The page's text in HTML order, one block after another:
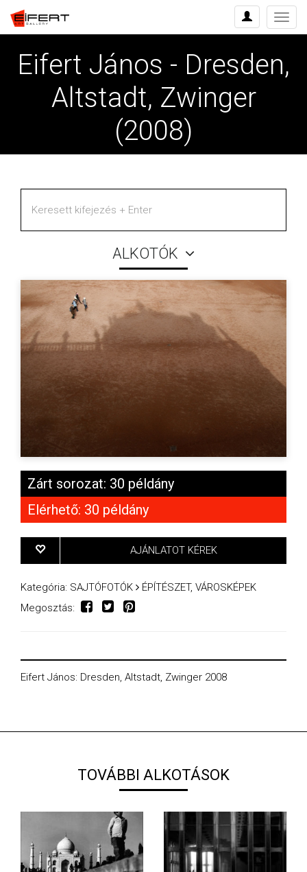
Menü
Eifert János - Dresden,
Altstadt, Zwinger
(2008)
ALKOTÓK
Zárt sorozat: 30 példány
Elérhető: 30 példány
AJÁNLATOT KÉREK
Kategória: SAJTÓFOTÓK
ÉPÍTÉSZET, VÁROSKÉPEK
Megosztás:
Eifert János: Dresden, Altstadt, Zwinger 2008
TOVÁBBI ALKOTÁSOK